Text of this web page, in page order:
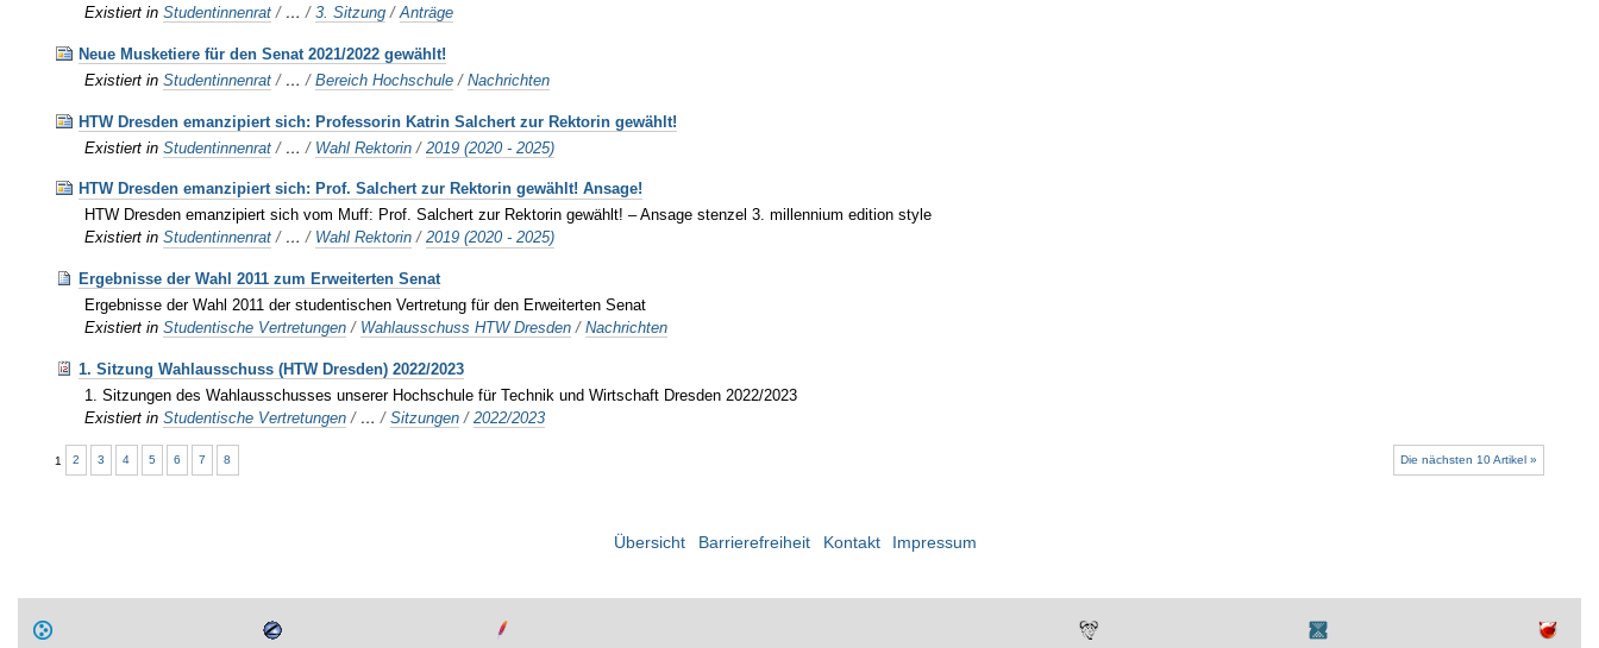
Existiert in Studentinnenrat / …/3. Sitzung /Anträge
Neue Musketiere für den Senat 2021/2022 gewählt!
Existiert in Studentinnenrat / …/Bereich Hochschule /Nachrichten
HTW Dresden emanzipiert sich: Professorin Katrin Salchert zur Rektorin gewählt!
Existiert in Studentinnenrat / …/ Wahl Rektorin /2019 (2020 - 2025)
HTW Dresden emanzipiert sich: Prof. Salchert zur Rektorin gewählt! Ansage!
HTW Dresden emanzipiert sich vom Muff: Prof. Salchert zur Rektorin gewählt! – Ansage stenzel 3. millennium edition style
Existiert in Studentinnenrat / …/ Wahl Rektorin /2019 (2020 - 2025)
Ergebnisse der Wahl 2011 zum Erweiterten Senat
Ergebnisse der Wahl 2011 der studentischen Vertretung für den Erweiterten Senat
Existiert in Studentische Vertretungen / Wahlausschuss HTW Dresden /Nachrichten
1. Sitzung Wahlausschuss (HTW Dresden) 2022/2023
1. Sitzungen des Wahlausschusses unserer Hochschule für Technik und Wirtschaft Dresden 2022/2023
Existiert in Studentische Vertretungen / …/Sitzungen /2022/2023
Die nächsten 10 Artikel »
1 2 3 4 5 6 7 8
Übersicht Barrierefreiheit Kontakt Impressum